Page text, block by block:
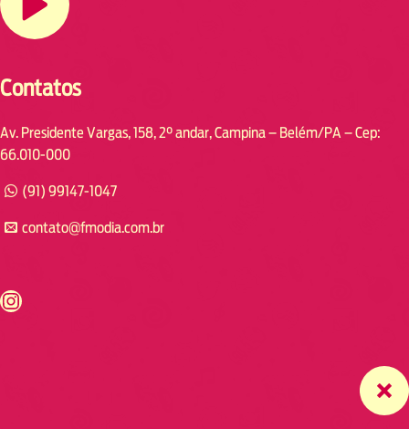
Contatos
Av. Presidente Vargas, 158, 2° andar, Campina – Belém/PA – Cep:
66.010-000
(91) 99147-1047
contato@fmodia.com.br
https://www.instagram.com/fmodia.cabofrio/